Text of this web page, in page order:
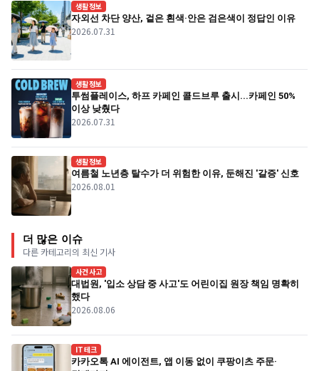
생활정보
자외선 차단 양산, 겉은 흰색·안은 검은색이 정답인 이유
2026.07.31
생활정보
투썸플레이스, 하프 카페인 콜드브루 출시...카페인 50%
이상 낮췄다
2026.07.31
생활정보
여름철 노년층 탈수가 더 위험한 이유, 둔해진 '갈증' 신호
2026.08.01
더 많은 이슈
다른 카테고리의 최신 기사
사건사고
대법원, '입소 상담 중 사고'도 어린이집 원장 책임 명확히
했다
2026.08.06
IT테크
카카오톡 AI 에이전트, 앱 이동 없이 쿠팡이츠 주문·